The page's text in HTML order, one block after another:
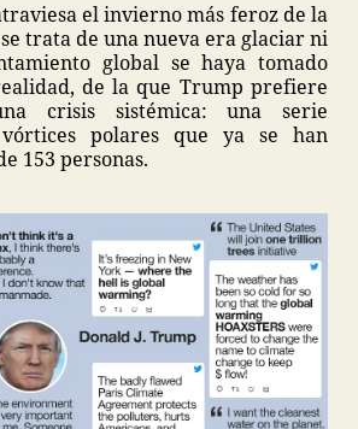
el invierno más feroz de la
trata de una nueva era glaciar ni
global se haya tomado
de la que Trump prefiere
crisis sistémica: una serie
polares que ya se han
153 personas.